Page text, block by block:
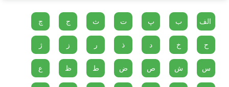
الف ب پ ت ث ج چ
ح خ د ذ ر ز ژ
س ش ص ض ط ظ ع